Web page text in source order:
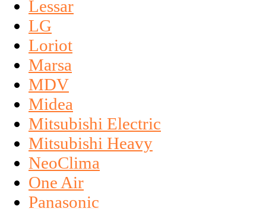
Lessar
LG
Loriot
Marsa
MDV
Midea
Mitsubishi Electric
Mitsubishi Heavy
NeoClima
One Air
Panasonic